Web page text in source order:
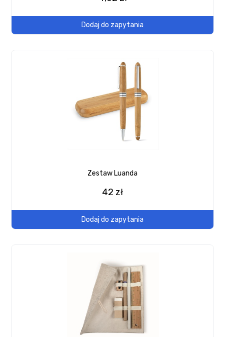
Dodaj do zapytania
Zestaw Luanda
42 zł
Dodaj do zapytania